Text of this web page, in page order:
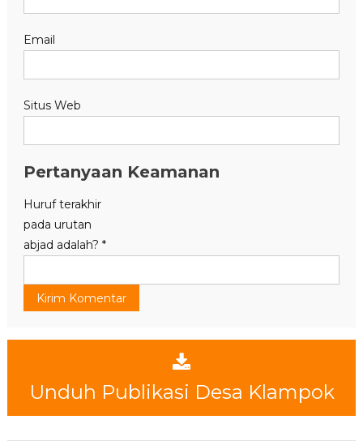
Email
Situs Web
Pertanyaan Keamanan
Huruf terakhir
pada urutan
abjad adalah? *
Unduh Publikasi Desa Klampok